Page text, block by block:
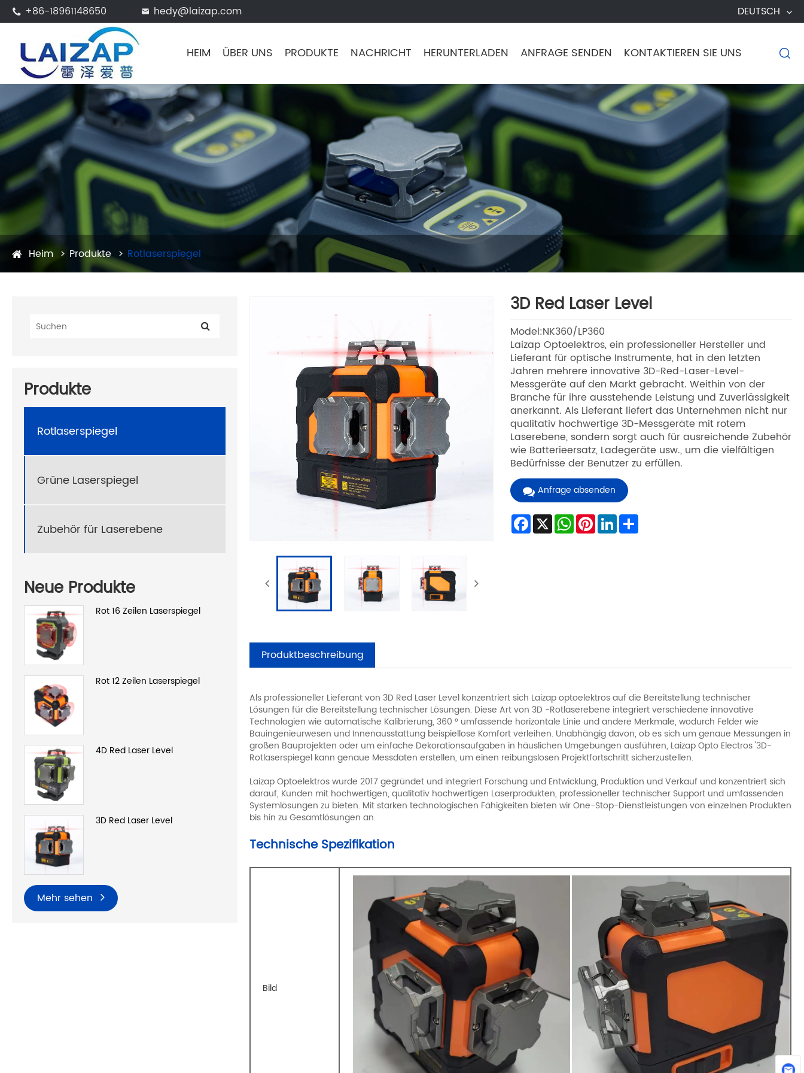
 +86-18961148650  hedy@laizap.com DEUTSCH
HEIM ÜBER UNS PRODUKTE NACHRICHT HERUNTERLADEN ANFRAGE SENDEN KONTAKTIEREN SIE UNS 
Heim Produkte Rotlaserspiegel
Produkte
Rotlaserspiegel
Grüne Laserspiegel
Zubehör für Laserebene
Neue Produkte
Rot 16 Zeilen Laserspiegel
Rot 12 Zeilen Laserspiegel
4D Red Laser Level
3D Red Laser Level
Mehr sehen
3D Red Laser Level
Model:NK360/LP360
Laizap Optoelektros, ein professioneller Hersteller und
Lieferant für optische Instrumente, hat in den letzten
Jahren mehrere innovative 3D-Red-Laser-Level-
Messgeräte auf den Markt gebracht. Weithin von der
Branche für ihre ausstehende Leistung und Zuverlässigkeit
anerkannt. Als Lieferant liefert das Unternehmen nicht nur
qualitativ hochwertige 3D-Messgeräte mit rotem
Laserebene, sondern sorgt auch für ausreichende Zubehör
wie Batterieersatz, Ladegeräte usw., um die vielfältigen
Bedürfnisse der Benutzer zu erfüllen.
Anfrage absenden
Facebook
X WhatsApp
Pinterest
LinkedInShare
Produktbeschreibung
Als professioneller Lieferant von 3D Red Laser Level konzentriert sich Laizap optoelektros auf die Bereitstellung technischer
Lösungen für die Bereitstellung technischer Lösungen. Diese Art von 3D -Rotlaserebene integriert verschiedene innovative
Technologien wie automatische Kalibrierung, 360 ° umfassende horizontale Linie und andere Merkmale, wodurch Felder wie
Bauingenieurwesen und Innenausstattung beispiellose Komfort verleihen. Unabhängig davon, ob es sich um genaue Messungen in
großen Bauprojekten oder um einfache Dekorationsaufgaben in häuslichen Umgebungen ausführen, Laizap Opto Electros '3D-
Rotlaserspiegel kann genaue Messdaten erstellen, um einen reibungslosen Projektfortschritt sicherzustellen.
Laizap Optoelektros wurde 2017 gegründet und integriert Forschung und Entwicklung, Produktion und Verkauf und konzentriert sich
darauf, Kunden mit hochwertigen, qualitativ hochwertigen Laserprodukten, professioneller technischer Support und umfassenden
Systemlösungen zu bieten. Mit starken technologischen Fähigkeiten bieten wir One-Stop-Dienstleistungen von einzelnen Produkten
bis hin zu Gesamtlösungen an.
Technische Spezifikation
Bild